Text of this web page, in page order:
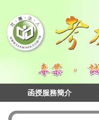
函授服務簡介